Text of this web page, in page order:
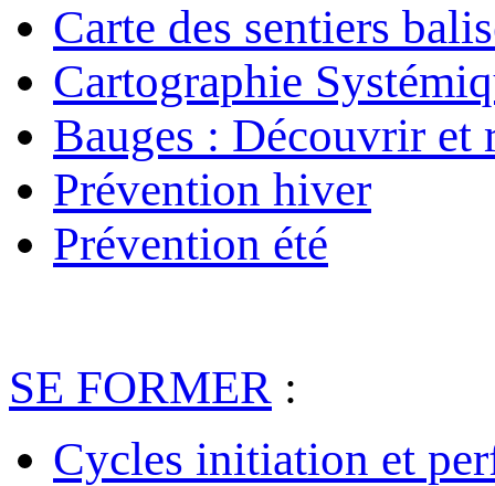
Carte des sentiers
Cartographie
Bauges : Découvrir et
Prévention hiver
Prévention été
SE FORMER :
Cycles initiation et